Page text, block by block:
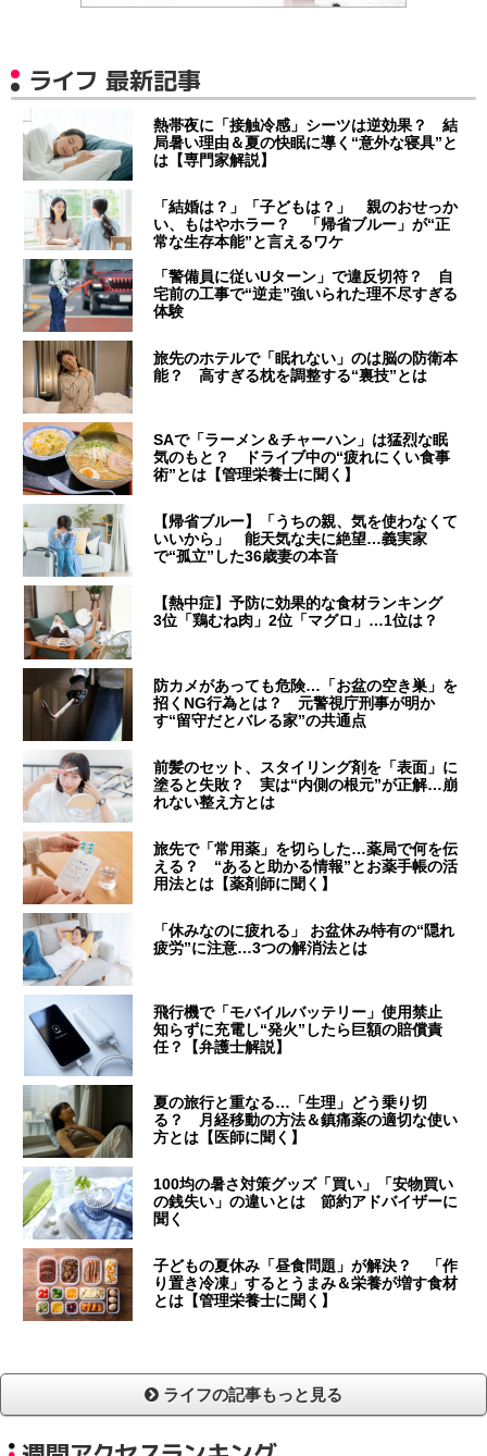
ライフ 最新記事
熱帯夜に「接触冷感」シーツは逆効果？ 結
局暑い理由＆夏の快眠に導く“意外な寝具”と
は【専門家解説】
「結婚は？」「子どもは？」 親のおせっか
い、もはやホラー？ 「帰省ブルー」が“正
常な生存本能”と言えるワケ
「警備員に従いUターン」で違反切符？ 自
宅前の工事で“逆走”強いられた理不尽すぎる
体験
旅先のホテルで「眠れない」のは脳の防衛本
能？ 高すぎる枕を調整する“裏技”とは
SAで「ラーメン＆チャーハン」は猛烈な眠
気のもと？ ドライブ中の“疲れにくい食事
術”とは【管理栄養士に聞く】
【帰省ブルー】「うちの親、気を使わなくて
いいから」 能天気な夫に絶望…義実家
で“孤立”した36歳妻の本音
【熱中症】予防に効果的な食材ランキング
3位「鶏むね肉」2位「マグロ」…1位は？
防カメがあっても危険…「お盆の空き巣」を
招くNG行為とは？ 元警視庁刑事が明か
す“留守だとバレる家”の共通点
前髪のセット、スタイリング剤を「表面」に
塗ると失敗？ 実は“内側の根元”が正解…崩
れない整え方とは
旅先で「常用薬」を切らした…薬局で何を伝
える？ “あると助かる情報”とお薬手帳の活
用法とは【薬剤師に聞く】
「休みなのに疲れる」 お盆休み特有の“隠れ
疲労”に注意…3つの解消法とは
飛行機で「モバイルバッテリー」使用禁止
知らずに充電し“発火”したら巨額の賠償責
任？【弁護士解説】
夏の旅行と重なる…「生理」どう乗り切
る？ 月経移動の方法＆鎮痛薬の適切な使い
方とは【医師に聞く】
100均の暑さ対策グッズ「買い」「安物買い
の銭失い」の違いとは 節約アドバイザーに
聞く
子どもの夏休み「昼食問題」が解決？ 「作
り置き冷凍」するとうまみ＆栄養が増す食材
とは【管理栄養士に聞く】
ライフの記事もっと見る